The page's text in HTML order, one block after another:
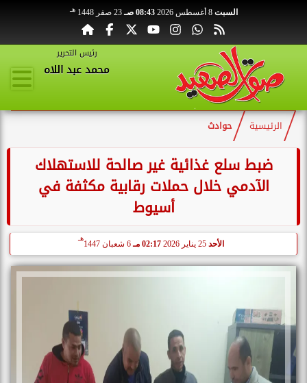
السبت 8 أغسطس 2026 08:43 صـ 23 صفر 1448 هـ
رئيس التحرير
محمد عبد اللاه
الرئيسية حوادث
ضبط سلع غذائية غير صالحة للاستهلاك
الآدمي خلال حملات رقابية مكثفة في
أسيوط
الأحد 25 يناير 2026 02:17 مـ 6 شعبان 1447
هـ